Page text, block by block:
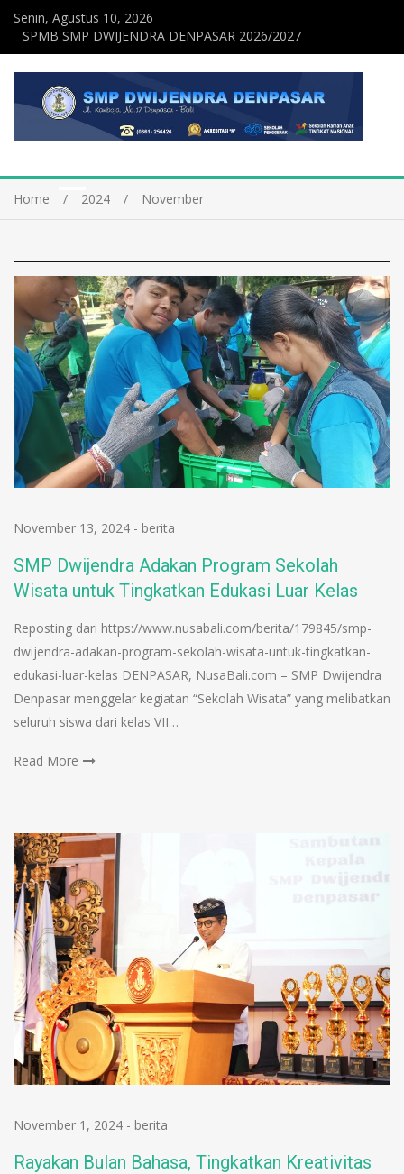
Senin, Agustus 10, 2026
SPMB SMP DWIJENDRA DENPASAR 2026/2027
Home 2024 November
November 13, 2024 - berita
SMP Dwijendra Adakan Program Sekolah
Wisata untuk Tingkatkan Edukasi Luar Kelas
Reposting dari https://www.nusabali.com/berita/179845/smp-
dwijendra-adakan-program-sekolah-wisata-untuk-tingkatkan-
edukasi-luar-kelas DENPASAR, NusaBali.com – SMP Dwijendra
Denpasar menggelar kegiatan “Sekolah Wisata” yang melibatkan
seluruh siswa dari kelas VII…
Read More
November 1, 2024 - berita
Rayakan Bulan Bahasa, Tingkatkan Kreativitas